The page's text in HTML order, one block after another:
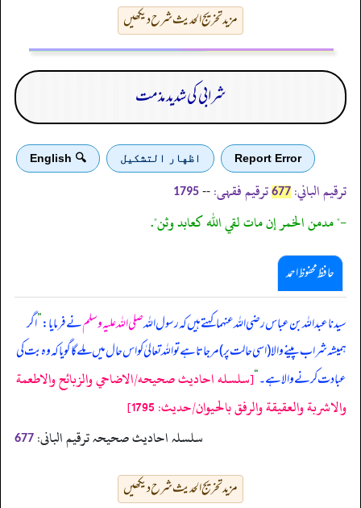
مزید تخریج الحدیث شرح دیکھیں
شرابی کی شدید مذمت
Report Error اظهار التشكيل 🔍 English
ترقیم الباني: 677 ترقیم فقہی: --
1795
-" مدمن الخمر إن مات لقي الله كعابد وثن".
حافظ محفوظ احمد
سیدنا عبداللہ بن عباس رضی اللہ عنہما کہتے ہیں کہ رسول اللہصلی اللہ علیہ وسلمنے فرمایا:”اگر
ہمیشہ شراب پینے والا (اسی حالت پر) مر جاتا ہے تو اللہ تعالیٰ کو اس حال میں ملے گا گویا کہ وہ بت کی
عبادت کرنے والا ہے۔“[سلسله احاديث صحيحه/الاضاحي والزبائح والاطعمة
والاشربة والعقيقة والرفق بالحيوان/حدیث: 1795]
سلسلہ احادیث صحیحہ ترقیم البانی: 677
مزید تخریج الحدیث شرح دیکھیں